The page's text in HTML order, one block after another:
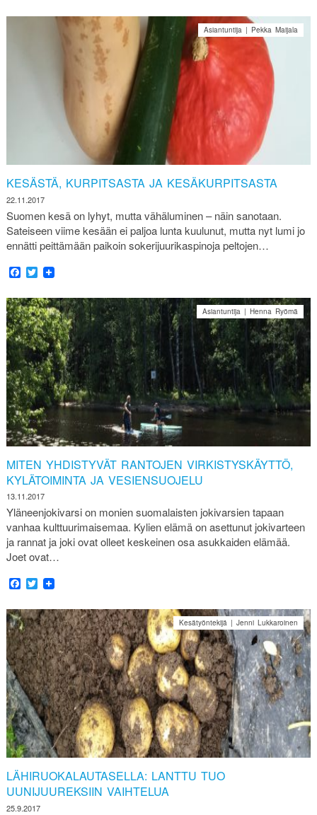
KESÄSTÄ, KURPITSASTA JA KESÄKURPITSASTA
22.11.2017
Asiantuntija | Pekka Maijala
Suomen kesä on lyhyt, mutta vähäluminen – näin sanotaan.
Sateiseen viime kesään ei paljoa lunta kuulunut, mutta nyt lumi jo
ennätti peittämään paikoin sokerijuurikaspinoja peltojen…
Facebook
Twitter
MITEN YHDISTYVÄT RANTOJEN VIRKISTYSKÄYTTÖ,
KYLÄTOIMINTA JA VESIENSUOJELU
13.11.2017
Asiantuntija | Henna Ryömä
Yläneenjokivarsi on monien suomalaisten jokivarsien tapaan
vanhaa kulttuurimaisemaa. Kylien elämä on asettunut jokivarteen
ja rannat ja joki ovat olleet keskeinen osa asukkaiden elämää.
Joet ovat…
Facebook
Twitter
LÄHIRUOKALAUTASELLA: LANTTU TUO
UUNIJUUREKSIIN VAIHTELUA
25.9.2017
Kesätyöntekijä | Jenni Lukkaroinen